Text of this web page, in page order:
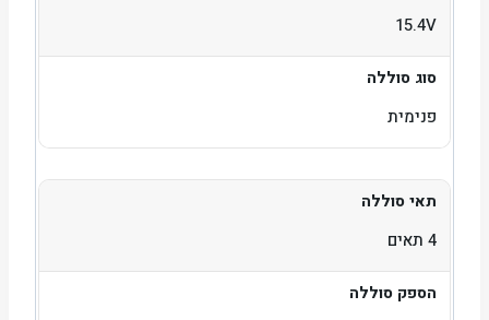
15.4V
סוג סוללה
פנימית
תאי סוללה
4 תאים
הספק סוללה